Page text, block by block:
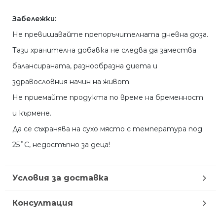
Забележки:
Не превишавайте препоръчителната дневна доза.
Тази хранителна добавка не следва да замества
балансираната, разнообразна диета и
здравословния начин на живот.
Не приемайте продукта по време на бременност
и кърмене.
Да се съхранява на сухо място с температура под
25˚С, недостъпно за деца!
Условия за доставка
Консултация